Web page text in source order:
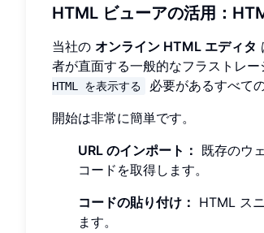
HTML ビューアの活用：
当社の オンライン HTML エディタ
者が直面する一般的なフラストレ
HTML を表示する
必要があるすべて
開始は非常に簡単です。
URL のインポート： 既存のウ
コードを取得します。
コードの貼り付け： HTML ス
ます。